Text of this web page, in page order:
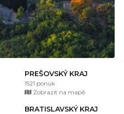
PREŠOVSKÝ KRAJ
1521 ponúk
Zobrazit na mapě
BRATISLAVSKÝ KRAJ